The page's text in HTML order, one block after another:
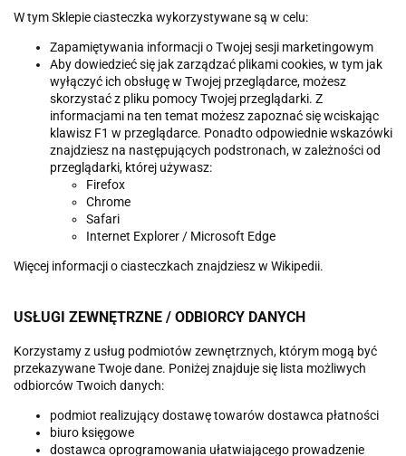
W tym Sklepie ciasteczka wykorzystywane są w celu:
Zapamiętywania informacji o Twojej sesji marketingowym
Aby dowiedzieć się jak zarządzać plikami cookies, w tym jak
wyłączyć ich obsługę w Twojej przeglądarce, możesz
skorzystać z pliku pomocy Twojej przeglądarki. Z
informacjami na ten temat możesz zapoznać się wciskając
klawisz F1 w przeglądarce. Ponadto odpowiednie wskazówki
znajdziesz na następujących podstronach, w zależności od
przeglądarki, której używasz:
Firefox
Chrome
Safari
Internet Explorer / Microsoft Edge
Więcej informacji o ciasteczkach znajdziesz w Wikipedii.
USŁUGI ZEWNĘTRZNE / ODBIORCY DANYCH
Korzystamy z usług podmiotów zewnętrznych, którym mogą być
przekazywane Twoje dane. Poniżej znajduje się lista możliwych
odbiorców Twoich danych:
podmiot realizujący dostawę towarów dostawca płatności
biuro księgowe
dostawca oprogramowania ułatwiającego prowadzenie